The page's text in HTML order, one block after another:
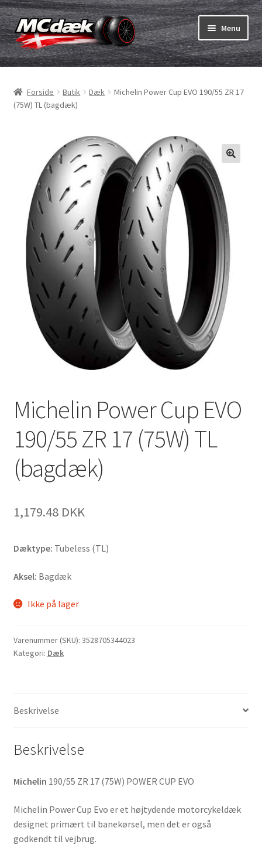
Spring
til
navigation
Spring
til
indhold
Menu
Dæk
Udfold
Slanger & fælgband
Udfold
Dæk ABC
Udfold
MC dæk test
Mærker
Kontakt os
Forside Butik Dæk
Michelin Power Cup EVO 190/55 ZR 17
(75W) TL (bagdæk)
Michelin Power Cup EVO
190/55 ZR 17 (75W) TL
(bagdæk)
1,179.48 DKK
Dæktype: Tubeless (TL)
Aksel: Bagdæk
Ikke på lager
Varenummer (SKU): 3528705344023
Kategori: Dæk
Beskrivelse
Beskrivelse
Michelin 190/55 ZR 17 (75W) POWER CUP EVO
Michelin Power Cup Evo er et højtydende motorcykeldæk
designet primært til banekørsel, men det er også
godkendt til vejbrug.